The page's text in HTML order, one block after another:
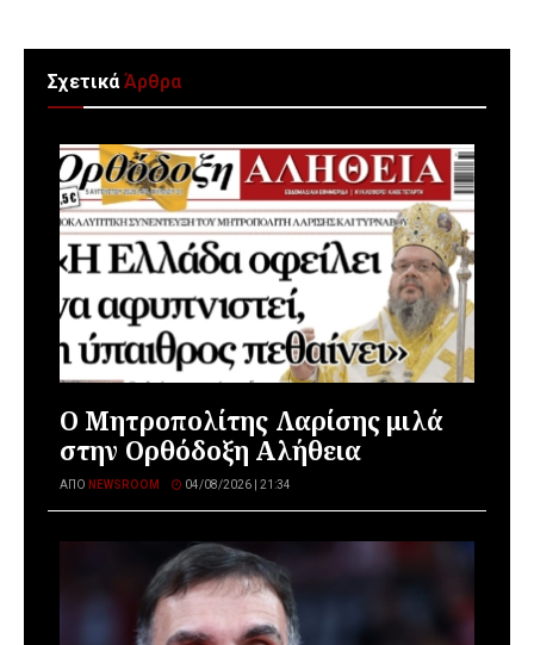
ΣχετικάΆρθρα
Ο Μητροπολίτης Λαρίσης μιλά
στην Ορθόδοξη Αλήθεια
ΑΠΌ NEWSROOM 04/08/2026 | 21:34